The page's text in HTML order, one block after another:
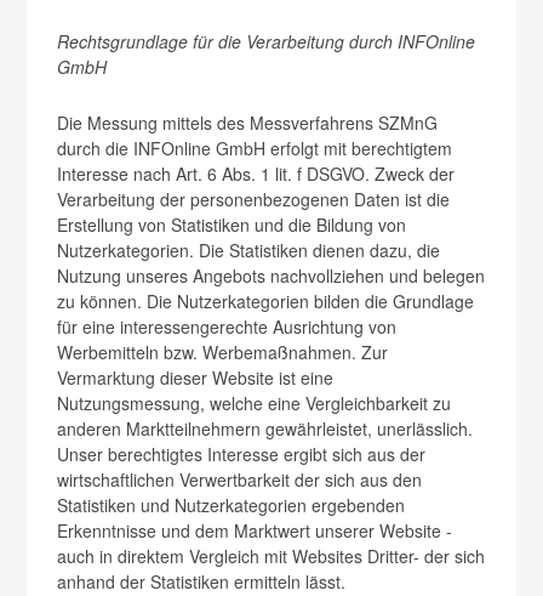
Rechtsgrundlage für die Verarbeitung durch INFOnline
GmbH
Die Messung mittels des Messverfahrens SZMnG
durch die INFOnline GmbH erfolgt mit berechtigtem
Interesse nach Art. 6 Abs. 1 lit. f DSGVO. Zweck der
Verarbeitung der personenbezogenen Daten ist die
Erstellung von Statistiken und die Bildung von
Nutzerkategorien. Die Statistiken dienen dazu, die
Nutzung unseres Angebots nachvollziehen und belegen
zu können. Die Nutzerkategorien bilden die Grundlage
für eine interessengerechte Ausrichtung von
Werbemitteln bzw. Werbemaßnahmen. Zur
Vermarktung dieser Website ist eine
Nutzungsmessung, welche eine Vergleichbarkeit zu
anderen Marktteilnehmern gewährleistet, unerlässlich.
Unser berechtigtes Interesse ergibt sich aus der
wirtschaftlichen Verwertbarkeit der sich aus den
Statistiken und Nutzerkategorien ergebenden
Erkenntnisse und dem Marktwert unserer Website -
auch in direktem Vergleich mit Websites Dritter- der sich
anhand der Statistiken ermitteln lässt.